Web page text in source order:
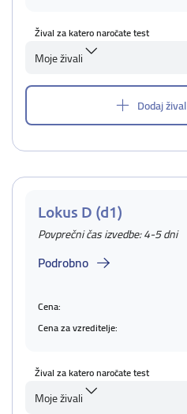
Žival za katero naročate test
Moje živali
Dodaj žival
Lokus D (d1)
Povprečni čas izvedbe: 4-5 dni
Podrobno
Cena:
Cena za vzreditelje:
Žival za katero naročate test
Moje živali